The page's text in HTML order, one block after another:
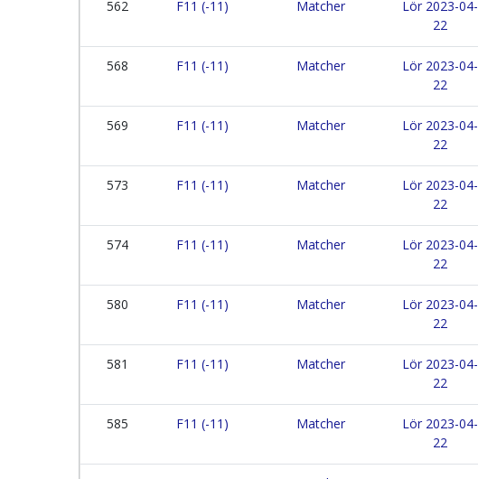
562 F11 (-11) Matcher
Lör 2023-04-
22
568 F11 (-11) Matcher
Lör 2023-04-
22
569 F11 (-11) Matcher
Lör 2023-04-
22
573 F11 (-11) Matcher
Lör 2023-04-
22
574 F11 (-11) Matcher
Lör 2023-04-
22
580 F11 (-11) Matcher
Lör 2023-04-
22
581 F11 (-11) Matcher
Lör 2023-04-
22
585 F11 (-11) Matcher
Lör 2023-04-
22